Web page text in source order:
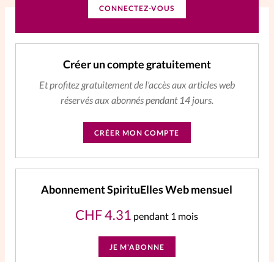
CONNECTEZ-VOUS
Créer un compte gratuitement
Et profitez gratuitement de l'accès aux articles web
réservés aux abonnés pendant 14 jours.
CRÉER MON COMPTE
Abonnement SpirituElles Web mensuel
CHF4.31 pendant 1 mois
JE M'ABONNE